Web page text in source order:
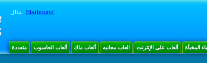
مثال: Starbound
متعددة ألعاب الحاسوب ألعاب ماك العاب مجانيه ألعاب على الإنترنت المخبأة